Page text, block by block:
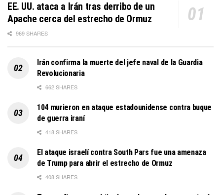
EE. UU. ataca a Irán tras derribo de un
Apache cerca del estrecho de Ormuz
969 SHARES
Irán confirma la muerte del jefe naval de la Guardia
Revolucionaria
662 SHARES
104 murieron en ataque estadounidense contra buque
de guerra iraní
418 SHARES
El ataque israelí contra South Pars fue una amenaza
de Trump para abrir el estrecho de Ormuz
408 SHARES